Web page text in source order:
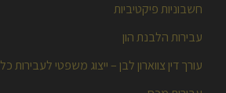
עבירות מע"מ
חשבוניות פיקטיביות
עבירות הלבנת הון